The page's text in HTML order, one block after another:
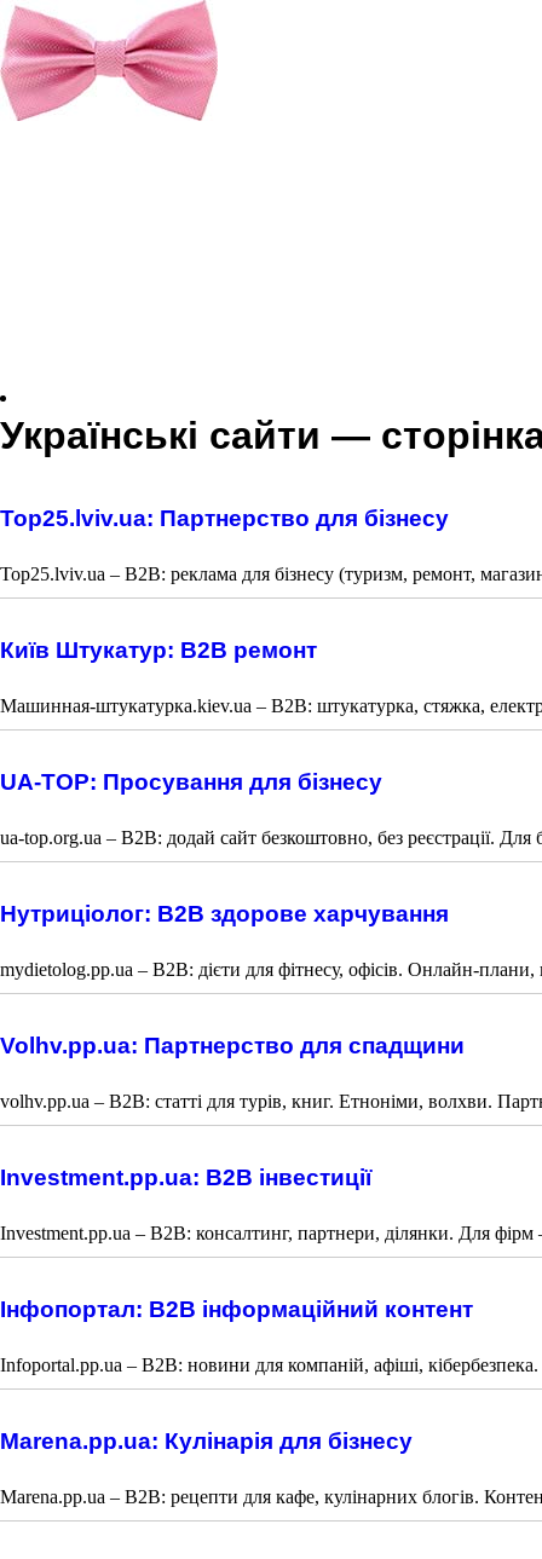
Українські сайти —
Top25.lviv.ua: Партнерство для бізнесу
Top25.lviv.ua – B2B: реклама для бізнесу (туризм, ремонт,
Київ Штукатур: B2B ремонт
Машинная-штукатурка.kiev.ua – B2B: штукатурка, стяжка,
UA-TOP: Просування для бізнесу
ua-top.org.ua – B2B: додай сайт безкоштовно, без реєстрації. Для
Нутриціолог: B2B здорове харчування
mydietolog.pp.ua – B2B: дієти для фітнесу, офісів. Онлайн-плани,
Volhv.pp.ua: Партнерство для спадщини
volhv.pp.ua – B2B: статті для турів, книг. Етноніми, волхви.
Investment.pp.ua: B2B інвестиції
Investment.pp.ua – B2B: консалтинг, партнери, ділянки. Для фірм
Інфопортал: B2B інформаційний контент
Infoportal.pp.ua – B2B: новини для компаній, афіші,
Marena.pp.ua: Кулінарія для бізнесу
Marena.pp.ua – B2B: рецепти для кафе, кулінарних блогів.